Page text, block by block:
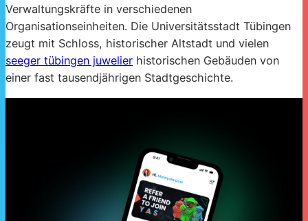
Verwaltungskräfte in verschiedenen
Organisationseinheiten. Die Universitätsstadt Tübingen
zeugt mit Schloss, historischer Altstadt und vielen
seeger tübingen juwelier historischen Gebäuden von
einer fast tausendjährigen Stadtgeschichte.